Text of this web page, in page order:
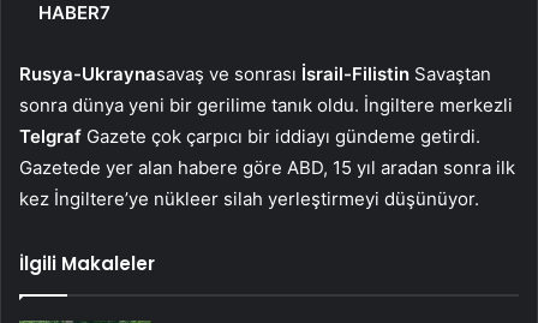
HABER7
Rusya-Ukraynasavaş ve sonrası İsrail-Filistin Savaştan
sonra dünya yeni bir gerilime tanık oldu. İngiltere merkezli
Telgraf Gazete çok çarpıcı bir iddiayı gündeme getirdi.
Gazetede yer alan habere göre ABD, 15 yıl aradan sonra ilk
kez İngiltere’ye nükleer silah yerleştirmeyi düşünüyor.
İlgili Makaleler